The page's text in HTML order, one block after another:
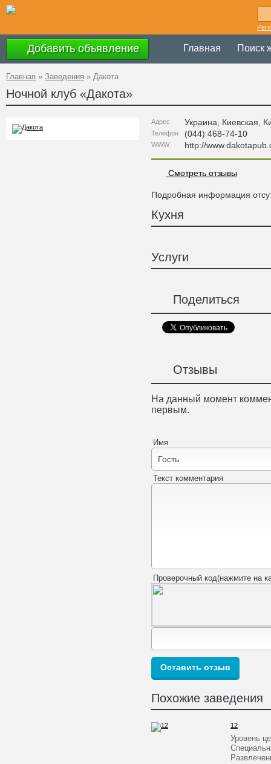
Добавить объявление Главная Поиск
Главная » Заведения » Дакота
Ночной клуб «Дакота»
Адрес Украина Киевская ,
Телефон (044) 468-74-10
WWW http://
Смотреть отзывы
Подробная информация
Кухня
Услуги
Поделиться
Отзывы
На данный момент
первым.
Имя
Текст комментария
Проверочный код(нажмите на
Похожие заведения
12
Уровень